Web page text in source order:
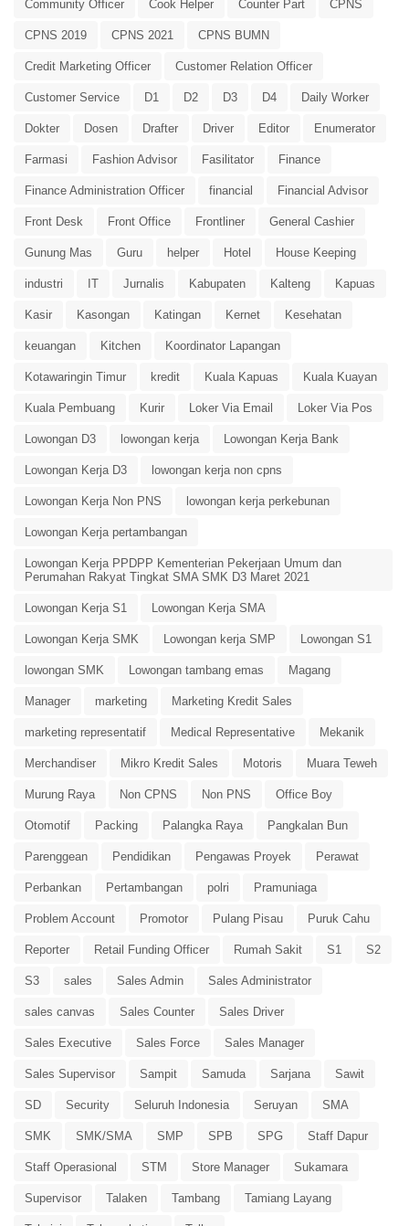
Community Officer Cook Helper Counter Part CPNS
CPNS 2019 CPNS 2021 CPNS BUMN
Credit Marketing Officer Customer Relation Officer
Customer Service D1 D2 D3 D4 Daily Worker
Dokter Dosen Drafter Driver Editor Enumerator
Farmasi Fashion Advisor Fasilitator Finance
Finance Administration Officer financial Financial Advisor
Front Desk Front Office Frontliner General Cashier
Gunung Mas Guru helper Hotel House Keeping
industri IT Jurnalis Kabupaten Kalteng Kapuas
Kasir Kasongan Katingan Kernet Kesehatan
keuangan Kitchen Koordinator Lapangan
Kotawaringin Timur kredit Kuala Kapuas Kuala Kuayan
Kuala Pembuang Kurir Loker Via Email Loker Via Pos
Lowongan D3 lowongan kerja Lowongan Kerja Bank
Lowongan Kerja D3 lowongan kerja non cpns
Lowongan Kerja Non PNS lowongan kerja perkebunan
Lowongan Kerja pertambangan
Lowongan Kerja PPDPP Kementerian Pekerjaan Umum dan
Perumahan Rakyat Tingkat SMA SMK D3 Maret 2021
Lowongan Kerja S1 Lowongan Kerja SMA
Lowongan Kerja SMK Lowongan kerja SMP Lowongan S1
lowongan SMK Lowongan tambang emas Magang
Manager marketing Marketing Kredit Sales
marketing representatif Medical Representative Mekanik
Merchandiser Mikro Kredit Sales Motoris Muara Teweh
Murung Raya Non CPNS Non PNS Office Boy
Otomotif Packing Palangka Raya Pangkalan Bun
Parenggean Pendidikan Pengawas Proyek Perawat
Perbankan Pertambangan polri Pramuniaga
Problem Account Promotor Pulang Pisau Puruk Cahu
Reporter Retail Funding Officer Rumah Sakit S1 S2
S3 sales Sales Admin Sales Administrator
sales canvas Sales Counter Sales Driver
Sales Executive Sales Force Sales Manager
Sales Supervisor Sampit Samuda Sarjana Sawit
SD Security Seluruh Indonesia Seruyan SMA
SMK SMK/SMA SMP SPB SPG Staff Dapur
Staff Operasional STM Store Manager Sukamara
Supervisor Talaken Tambang Tamiang Layang